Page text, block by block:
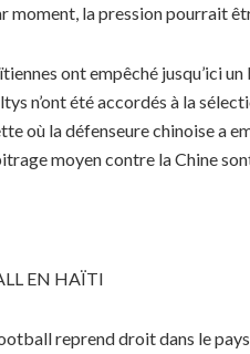
moment, la pression pourrait
ont empêché jusqu’ici
n’ont été accordés à la
où la défenseure chinoise a
moyen contre la Chine
EN HAÏTI
reprend droit dans le